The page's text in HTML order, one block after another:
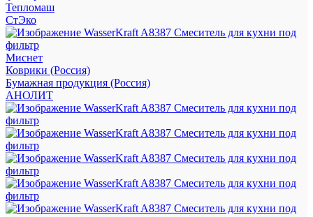
Тепломаш
СтЭко
Миснет
Коврики (Россия)
Бумажная продукция (Россия)
АНОЛИТ